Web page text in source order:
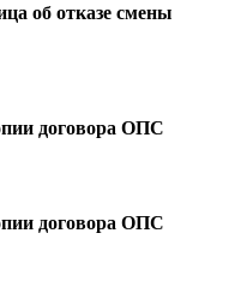
об отказе смены
договора ОПС
договора ОПС